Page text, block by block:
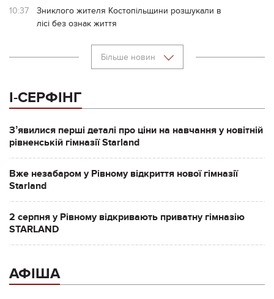
10:37
Зниклого жителя Костопільщини розшукали в
лісі без ознак життя
Більше новин
І-СЕРФІНГ
Зʼявилися перші деталі про ціни на навчання у новітній
рівненській гімназії Starland
Вже незабаром у Рівному відкриття нової гімназії
Starland
2 серпня у Рівному відкривають приватну гімназію
STARLAND
АФІША